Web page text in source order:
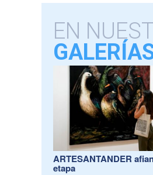
EN
ARTESANTANDER
etapa